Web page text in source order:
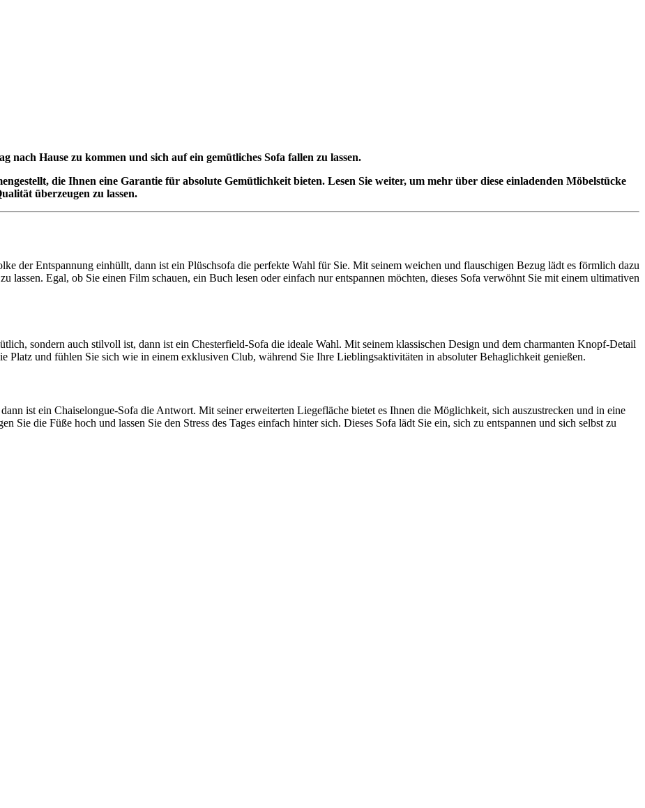
nach Hause zu kommen und sich auf ein gemütliches Sofa fallen zu lassen.
die Ihnen eine Garantie für absolute Gemütlichkeit bieten. Lesen Sie weiter, um mehr über diese einladenden Möbelstücke
überzeugen zu lassen.
der Entspannung einhüllt, dann ist ein Plüschsofa die perfekte Wahl für Sie. Mit seinem weichen und flauschigen Bezug lädt es förmlich dazu
lassen. Egal, ob Sie einen Film schauen, ein Buch lesen oder einfach nur entspannen möchten, dieses Sofa verwöhnt Sie mit einem ultimativen
sondern auch stilvoll ist, dann ist ein Chesterfield-Sofa die ideale Wahl. Mit seinem klassischen Design und dem charmanten Knopf-Detail
Platz und fühlen Sie sich wie in einem exklusiven Club, während Sie Ihre Lieblingsaktivitäten in absoluter Behaglichkeit genießen.
ist ein Chaiselongue-Sofa die Antwort. Mit seiner erweiterten Liegefläche bietet es Ihnen die Möglichkeit, sich auszustrecken und in eine
Sie die Füße hoch und lassen Sie den Stress des Tages einfach hinter sich. Dieses Sofa lädt Sie ein, sich zu entspannen und sich selbst zu